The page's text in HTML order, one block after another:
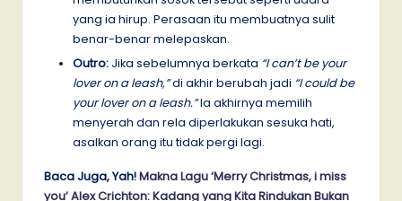
yang ia hirup. Perasaan itu membuatnya sulit
benar-benar melepaskan.
Outro: Jika sebelumnya berkata “I can’t be your
lover on a leash,”di akhir berubah jadi “I could be
your lover on a leash.”Ia akhirnya memilih
menyerah dan rela diperlakukan sesuka hati,
asalkan orang itu tidak pergi lagi.
Baca Juga, Yah!Makna Lagu ‘Merry Christmas, i miss
you’ Alex Crichton: Kadang yang Kita Rindukan Bukan